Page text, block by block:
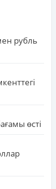
рубль
өсті